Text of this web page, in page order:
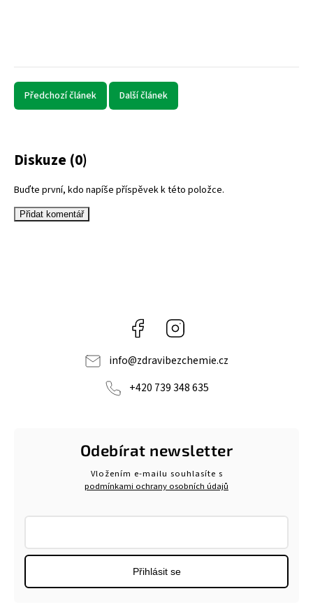
Předchozí článek Další článek
Diskuze (0)
Buďte první, kdo napíše příspěvek k této položce.
Přidat komentář
Facebook
info@zdravibezchemie.cz
+420 739 348 635
Odebírat newsletter
Vložením e-mailu souhlasíte s
podmínkami ochrany osobních údajů
Přihlásit se